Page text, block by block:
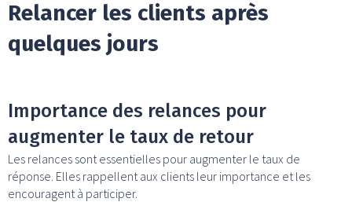
Relancer les clients après
quelques jours
Importance des relances pour
augmenter le taux de retour
Les relances sont essentielles pour augmenter le taux de
réponse. Elles rappellent aux clients leur importance et les
encouragent à participer.